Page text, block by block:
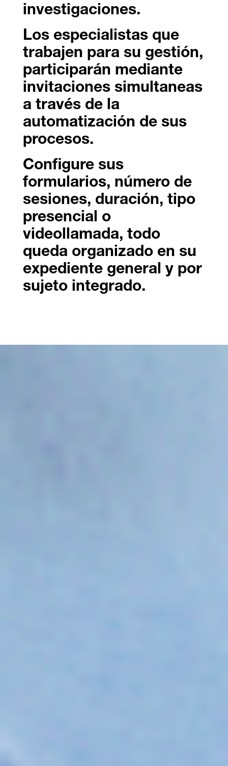
investigaciones.
Los especialistas que
trabajen para su gestión,
participarán mediante
invitaciones simultaneas
a través de la
automatización de sus
procesos.
Configure sus
formularios, número de
sesiones, duración, tipo
presencial o
videollamada, todo
queda organizado en su
expediente general y por
sujeto integrado.